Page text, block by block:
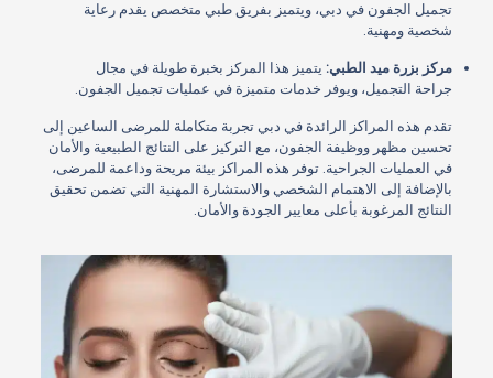
تجميل الجفون في دبي، ويتميز بفريق طبي متخصص يقدم رعاية
شخصية ومهنية.
مركز بزرة ميد الطبي: يتميز هذا المركز بخبرة طويلة في مجال
جراحة التجميل، ويوفر خدمات متميزة في عمليات تجميل الجفون.
تقدم هذه المراكز الرائدة في دبي تجربة متكاملة للمرضى الساعين إلى
تحسين مظهر ووظيفة الجفون، مع التركيز على النتائج الطبيعية والأمان
في العمليات الجراحية. توفر هذه المراكز بيئة مريحة وداعمة للمرضى،
بالإضافة إلى الاهتمام الشخصي والاستشارة المهنية التي تضمن تحقيق
النتائج المرغوبة بأعلى معايير الجودة والأمان.